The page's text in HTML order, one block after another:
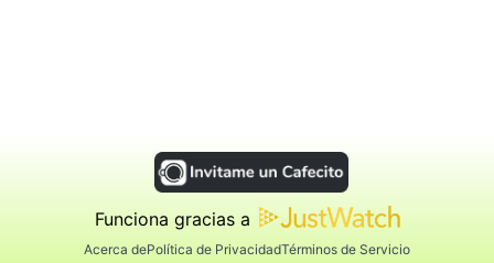
Funciona gracias a
Acerca dePolítica de PrivacidadTérminos de Servicio